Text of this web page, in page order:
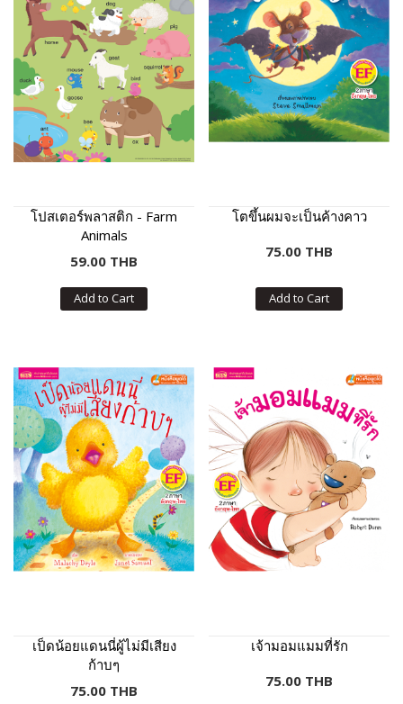
โปสเตอร์พลาสติก - Farm
Animals
59.00 THB
Add to Cart
โตขึ้นผมจะเป็นค้างคาว
75.00 THB
Add to Cart
เป็ดน้อยแดนนี่ผู้ไม่มีเสียง
ก้าบๆ
75.00 THB
เจ้ามอมแมมที่รัก
75.00 THB